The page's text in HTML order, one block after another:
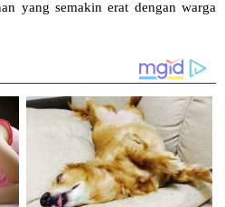
yang semakin erat dengan warga